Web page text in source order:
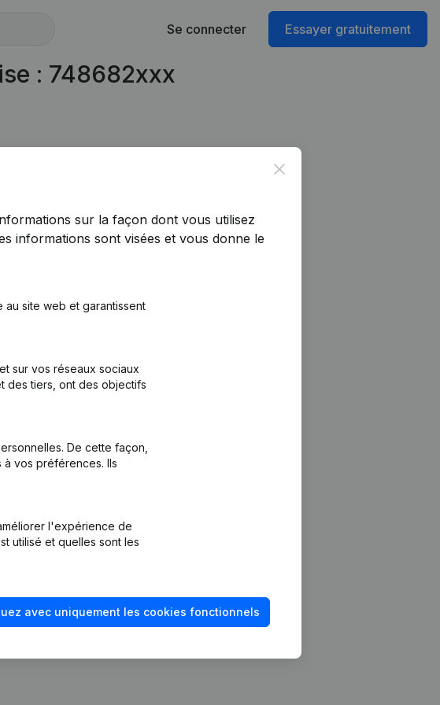
Se connecter Essayer gratuitement
: 748682xxx
Close
sur la façon dont vous utilisez
informations sont visées et vous donne le
site web et garantissent
sur vos réseaux sociaux
des tiers, ont des objectifs
De cette façon,
vos préférences. Ils
l'expérience de
utilisé et quelles sont les
avec uniquement les cookies fonctionnels
des comptes annuels
Vérification de la solvabilité